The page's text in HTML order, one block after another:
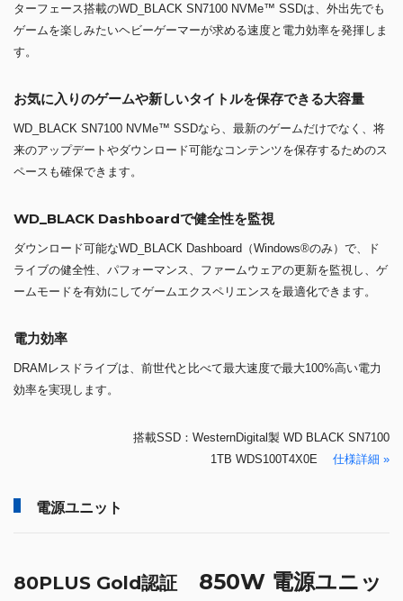
ターフェース搭載のWD_BLACK SN7100 NVMe™ SSDは、外出先でも
ゲームを楽しみたいヘビーゲーマーが求める速度と電力効率を発揮しま
す。
お気に入りのゲームや新しいタイトルを保存できる大容量
WD_BLACK SN7100 NVMe™ SSDなら、最新のゲームだけでなく、将
来のアップデートやダウンロード可能なコンテンツを保存するためのス
ペースも確保できます。
WD_BLACK Dashboardで健全性を監視
ダウンロード可能なWD_BLACK Dashboard（Windows®のみ）で、ド
ライブの健全性、パフォーマンス、ファームウェアの更新を監視し、ゲ
ームモードを有効にしてゲームエクスペリエンスを最適化できます。
電力効率
DRAMレスドライブは、前世代と比べて最大速度で最大100%高い電力
効率を実現します。
搭載SSD：WesternDigital製 WD BLACK SN7100
1TB WDS100T4X0E 仕様詳細 »
電源ユニット
80PLUS Gold認証 850W 電源ユニッ